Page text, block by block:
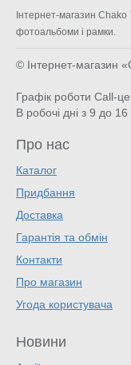
Інтернет-магазин Chako
фотоальбоми і рамки.
© Інтернет-магазин
Графік роботи Call-
В робочі дні з 9 до 16
Про нас
Каталог
Придбання
Доставка
Гарантія та обмін
Контакти
Про магазин
Угода користувача
Новини